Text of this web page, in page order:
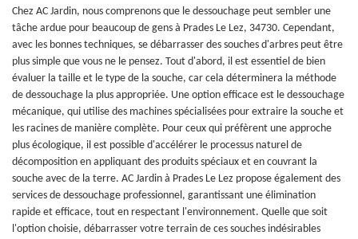
Chez AC Jardin, nous comprenons que le dessouchage peut sembler une
tâche ardue pour beaucoup de gens à Prades Le Lez, 34730. Cependant,
avec les bonnes techniques, se débarrasser des souches d'arbres peut être
plus simple que vous ne le pensez. Tout d'abord, il est essentiel de bien
évaluer la taille et le type de la souche, car cela déterminera la méthode
de dessouchage la plus appropriée. Une option efficace est le dessouchage
mécanique, qui utilise des machines spécialisées pour extraire la souche et
les racines de manière complète. Pour ceux qui préfèrent une approche
plus écologique, il est possible d'accélérer le processus naturel de
décomposition en appliquant des produits spéciaux et en couvrant la
souche avec de la terre. AC Jardin à Prades Le Lez propose également des
services de dessouchage professionnel, garantissant une élimination
rapide et efficace, tout en respectant l'environnement. Quelle que soit
l'option choisie, débarrasser votre terrain de ces souches indésirables